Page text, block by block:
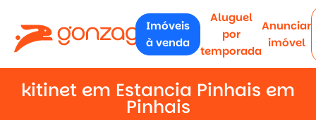
Imóveis
à venda
Aluguel
por
temporada
Anunciar
imóvel
kitinet em Estancia Pinhais em
Pinhais